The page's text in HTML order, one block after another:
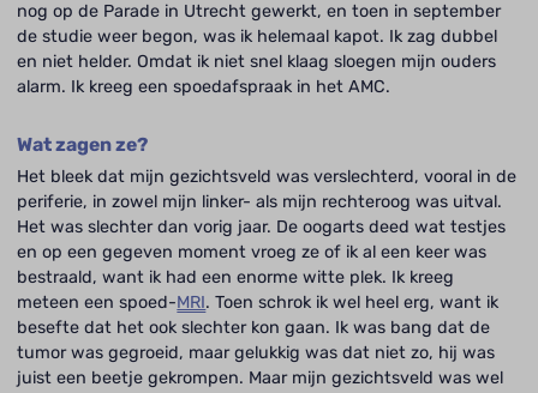
nog op de Parade in Utrecht gewerkt, en toen in september
de studie weer begon, was ik helemaal kapot. Ik zag dubbel
en niet helder. Omdat ik niet snel klaag sloegen mijn ouders
alarm. Ik kreeg een spoedafspraak in het AMC.
Wat zagen ze?
Het bleek dat mijn gezichtsveld was verslechterd, vooral in de
periferie, in zowel mijn linker- als mijn rechteroog was uitval.
Het was slechter dan vorig jaar. De oogarts deed wat testjes
en op een gegeven moment vroeg ze of ik al een keer was
bestraald, want ik had een enorme witte plek. Ik kreeg
meteen een spoed-MRI. Toen schrok ik wel heel erg, want ik
besefte dat het ook slechter kon gaan. Ik was bang dat de
tumor was gegroeid, maar gelukkig was dat niet zo, hij was
juist een beetje gekrompen. Maar mijn gezichtsveld was wel